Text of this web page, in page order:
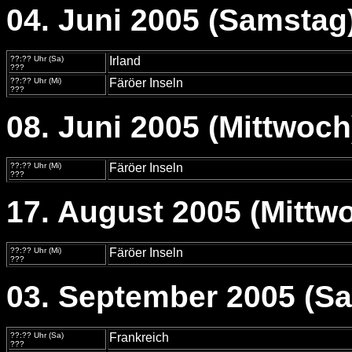
04. Juni 2005
??:?? Uhr (Sa)
???
Irland
??:?? Uhr (Mi)
???
Färöer Inseln
08. Juni 2005
??:?? Uhr (Mi)
???
Färöer Inseln
17. August 2005
??:?? Uhr (Mi)
???
Färöer Inseln
03. September 2005
??:?? Uhr (Sa)
???
Frankreich